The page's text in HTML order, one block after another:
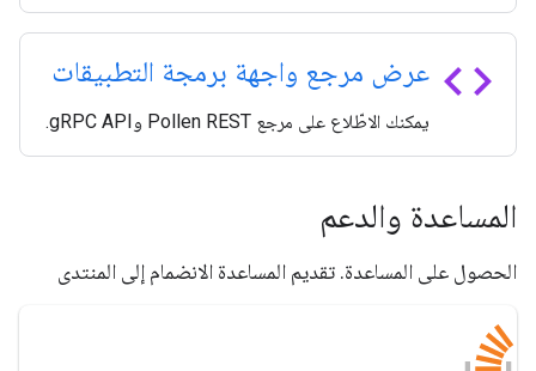
code عرض مرجع واجهة برمجة التطبيقات
يمكنك الاطّلاع على مرجع Pollen REST وgRPC API.
المساعدة والدعم
الحصول على المساعدة. تقديم المساعدة الانضمام إلى المنتدى